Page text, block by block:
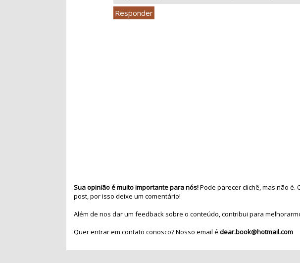
Responder
Sua opinião é muito importante para nós!Pode parecer clichê, mas não
post, por isso deixe um comentário!
Além de nos dar um feedback sobre o conteúdo, contribui para
Quer entrar em contato conosco? Nosso email édear.book@hotmail.com